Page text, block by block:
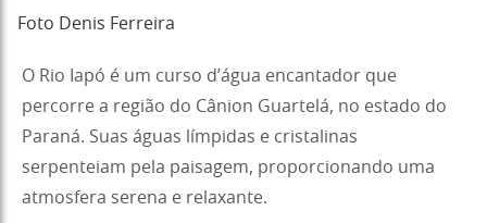
Foto Denis Ferreira
O Rio Iapó é um curso d’água encantador que
percorre a região do Cânion Guartelá, no estado do
Paraná. Suas águas límpidas e cristalinas
serpenteiam pela paisagem, proporcionando uma
atmosfera serena e relaxante.